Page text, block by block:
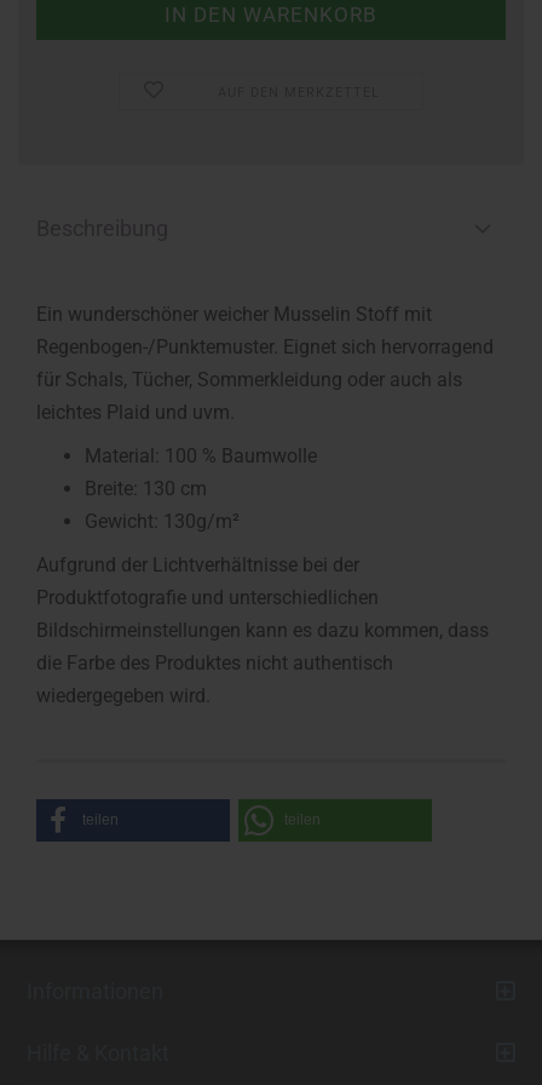
Ein wunderschöner weicher Musselin Stoff mit
Regenbogen-/Punktemuster. Eignet sich hervorragend
für Schals, Tücher, Sommerkleidung oder auch als
leichtes Plaid und uvm.
Material: 100 % Baumwolle
Breite: 130 cm
Gewicht: 130g/m²
Aufgrund der Lichtverhältnisse bei der
Produktfotografie und unterschiedlichen
Bildschirmeinstellungen kann es dazu kommen, dass
die Farbe des Produktes nicht authentisch
wiedergegeben wird.
teilen teilen